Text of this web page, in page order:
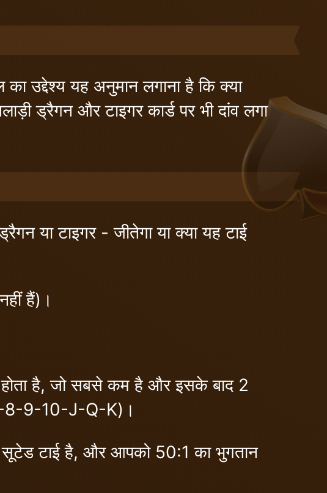
यह अनुमान लगाना है कि क्या
ड्रैगन और टाइगर कार्ड पर भी दांव लगा
या टाइगर - जीतेगा या क्या यह टाई
हैं)।
है, जो सबसे कम है और इसके बाद 2
8-9-10-J-Q-K)।
टाई है, और आपको 50:1 का भुगतान